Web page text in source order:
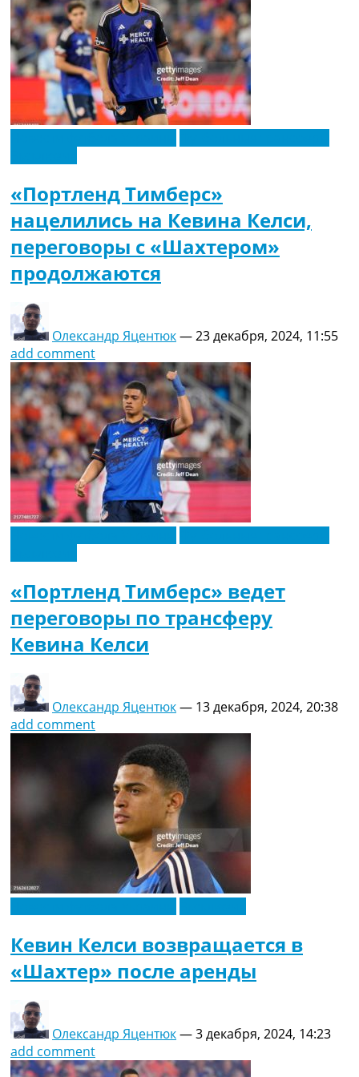
«Портленд Тимберс»
нацелились на Кевина Келси,
переговоры с «Шахтером»
продолжаются
Олександр Яцентюк—23 декабря, 2024, 11:55
add comment
«Портленд Тимберс» ведет
переговоры по трансферу
Кевина Келси
Олександр Яцентюк— 13 декабря, 2024, 20:38
add comment
Кевин Келси возвращается в
«Шахтер» после аренды
Олександр Яцентюк—3 декабря, 2024, 14:23
add comment